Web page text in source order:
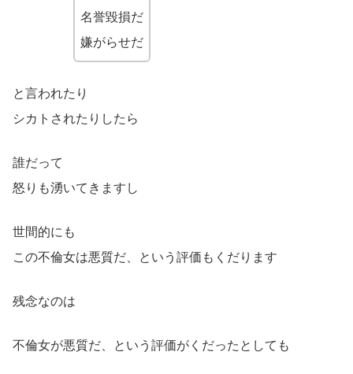
名誉毀損だ
嫌がらせだ
と言われたり
シカトされたりしたら
誰だって
怒りも湧いてきますし
世間的にも
この不倫女は悪質だ、という評価もくだります
残念なのは
不倫女が悪質だ、という評価がくだったとしても